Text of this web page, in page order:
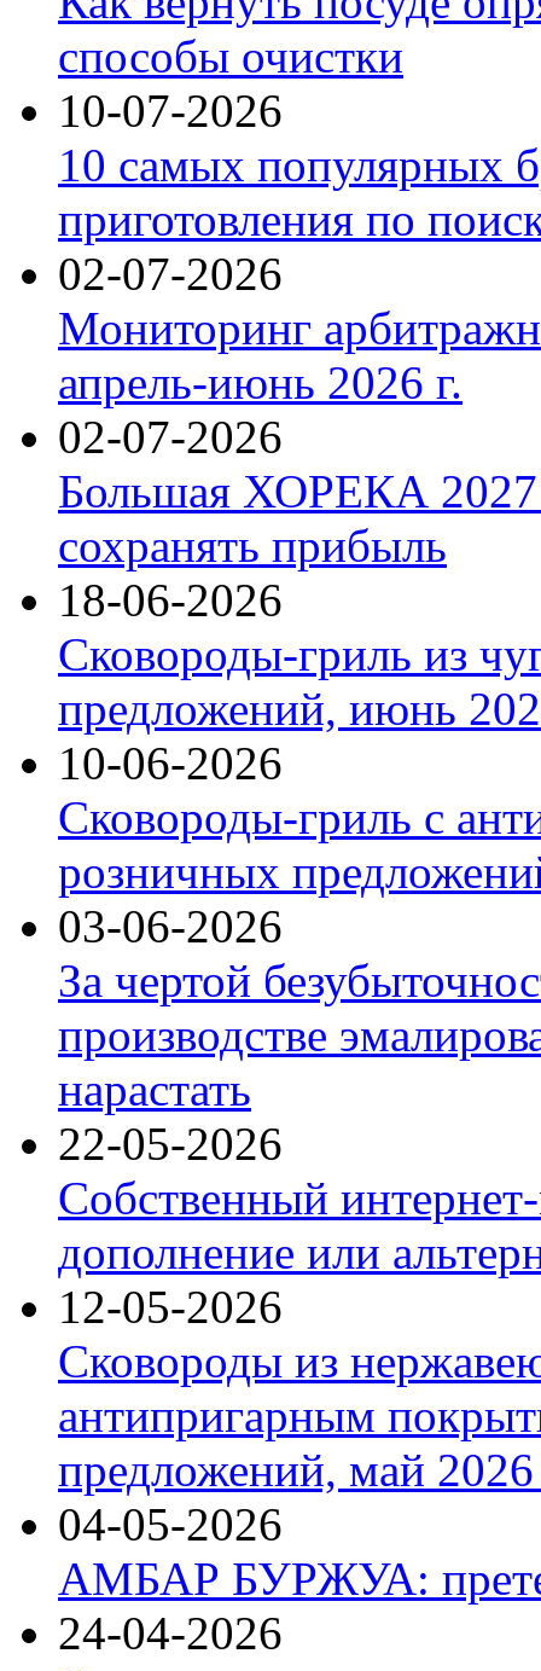
способы очистки
10-07-2026
10 самых популярных
приготовления по
02-07-2026
Мониторинг
апрель-июнь 2026 г.
02-07-2026
Большая ХОРЕКА 2027:
сохранять прибыль
18-06-2026
Сковороды-гриль из
предложений, июнь
10-06-2026
Сковороды-гриль с
розничных
03-06-2026
За чертой
производстве
нарастать
22-05-2026
Собственный
дополнение или
12-05-2026
Сковороды из
антипригарным
предложений, май 2026
04-05-2026
АМБАР БУРЖУА:
24-04-2026